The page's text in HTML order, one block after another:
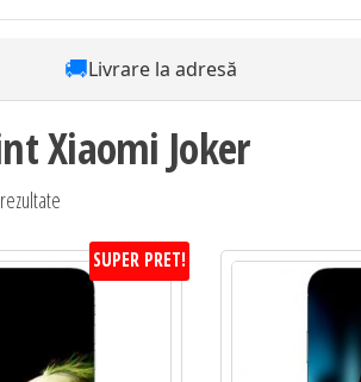
🚚Livrare la adresă
Xiaomi Joker
preț:
mic
SUPER PRET!